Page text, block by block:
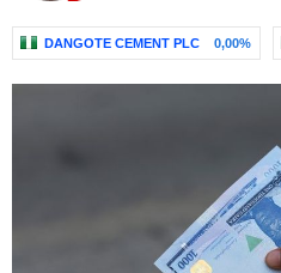
DANGOTE CEMENT PLC 0,00%